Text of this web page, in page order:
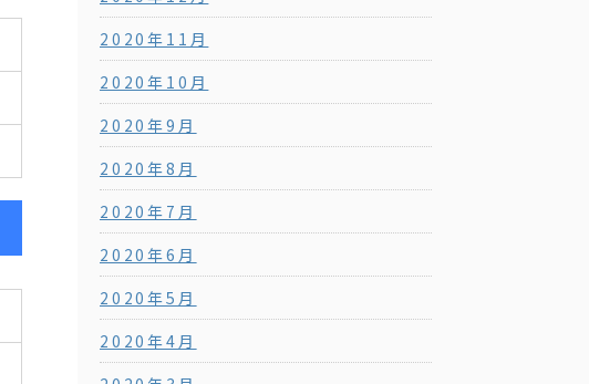
2020年11月
2020年10月
2020年9月
2020年8月
2020年7月
2020年6月
2020年5月
2020年4月